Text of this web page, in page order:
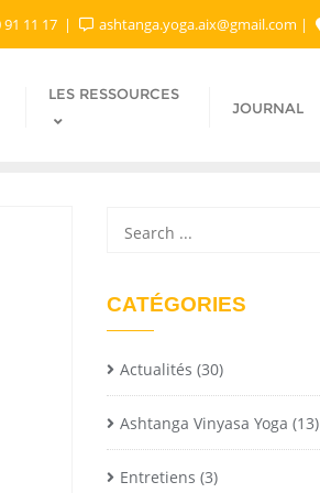
91 11 17 ashtanga.yoga.aix@gmail.com​
LES RESSOURCES
JOURNAL
CATÉGORIES
Actualités (30)
Ashtanga Vinyasa Yoga (13)
Entretiens (3)